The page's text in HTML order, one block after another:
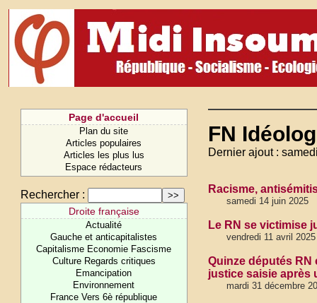
Page d'accueil
Plan du site
Articles populaires
Articles les plus lus
Espace rédacteurs
Rechercher :
Droite française
Actualité
Gauche et anticapitalistes
Capitalisme Economie Fascisme
Culture Regards critiques
Emancipation
Environnement
France Vers 6è république
FN
Dernier ajout :
Racisme,
samedi 14 juin 2025
Le RN se victimise
vendredi 11 avril 2025
Quinze députés
justice saisie après
mardi 31 décembre